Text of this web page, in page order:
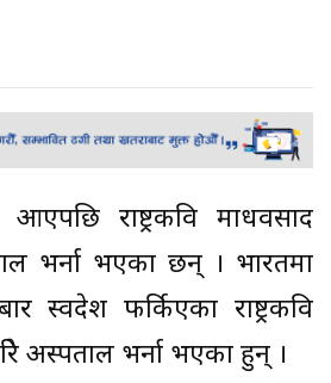
राष्ट्रकवि माधवप्रसाद
भर्ना भएका छन् । भारतमा
स्वदेश फर्किएका राष्ट्रकवि
अस्पताल भर्ना भएका हुन् ।